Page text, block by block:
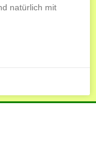
natürlich mit